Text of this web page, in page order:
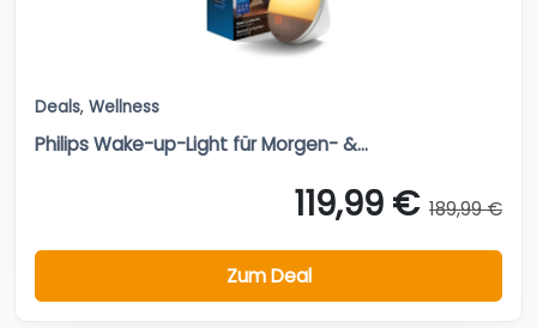
Deals, Wellness
Philips Wake-up-Light für Morgen- &...
119,99 € 189,99 €
Zum Deal